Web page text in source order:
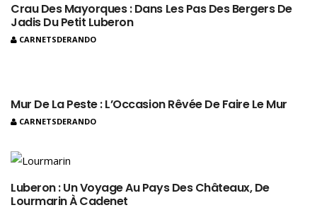
Crau Des Mayorques : Dans Les Pas Des Bergers De
Jadis Du Petit Luberon
CARNETSDERANDO
Mur De La Peste : L’Occasion Rêvée De Faire Le Mur
CARNETSDERANDO
Luberon : Un Voyage Au Pays Des Châteaux, De
Lourmarin À Cadenet